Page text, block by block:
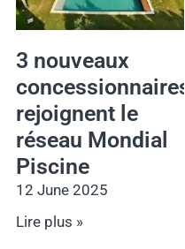
3 nouveaux
concessionnaires
rejoignent le
réseau Mondial
Piscine
12 June 2025
Lire plus »